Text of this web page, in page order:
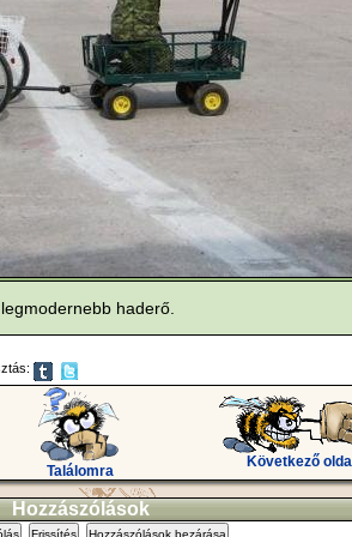
haderő.
Találomra
Következő
Hozzászólások
Frissítés Hozzászólások bezárása